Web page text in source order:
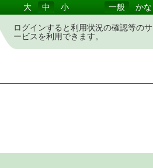
大 中 小 一般 かな
ログインすると利用状況の確認等のサ
ービスを利用できます。